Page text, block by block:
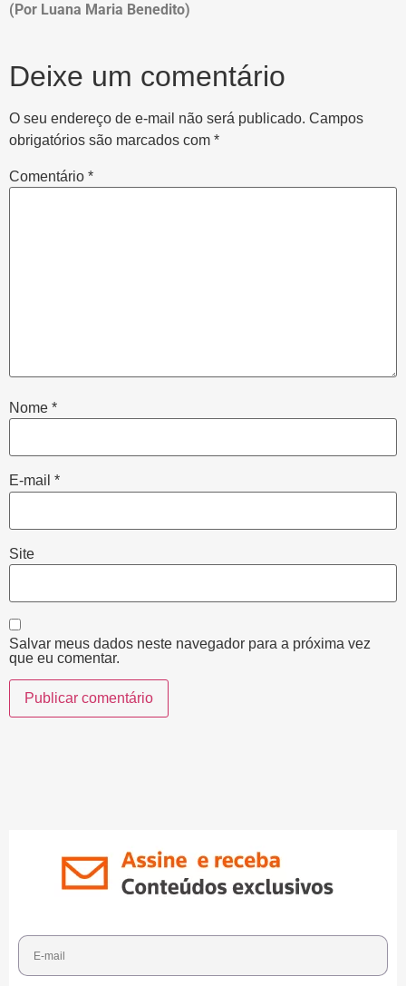
(Por Luana Maria Benedito)
Deixe um comentário
O seu endereço de e-mail não será publicado. Campos
obrigatórios são marcados com *
Comentário *
Nome *
E-mail *
Site
Salvar meus dados neste navegador para a próxima vez
que eu comentar.